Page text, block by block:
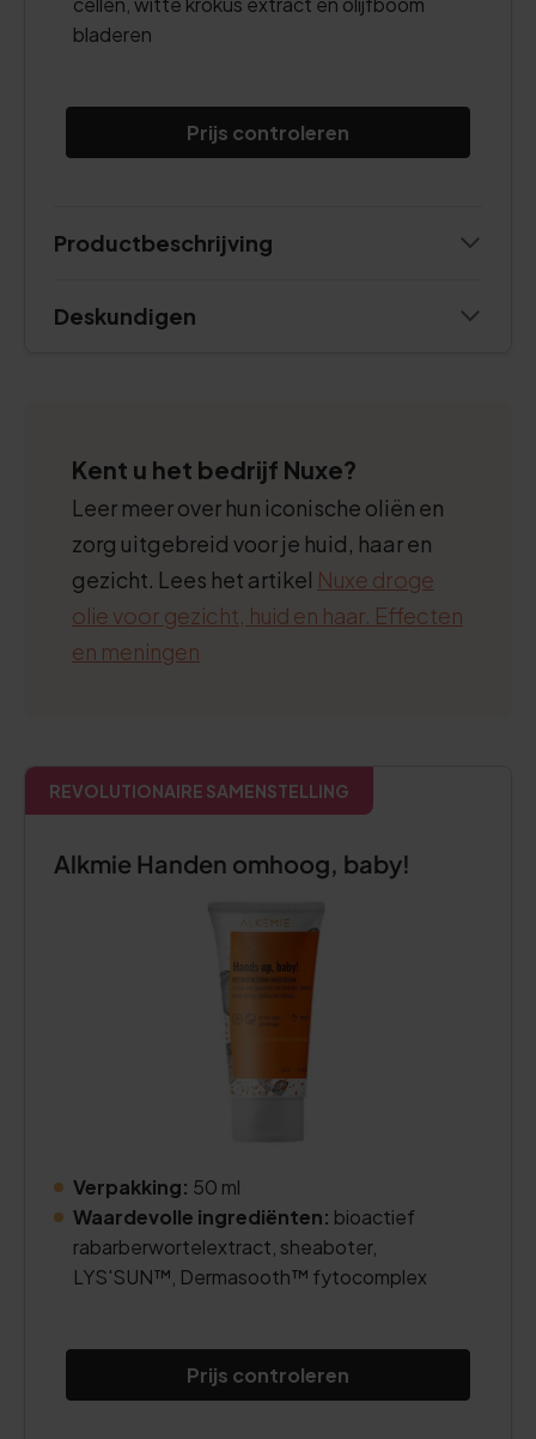
bladeren
Prijs controleren
Productbeschrijving
Deskundigen
Kent u het bedrijf Nuxe?
Leer meer over hun iconische oliën en
zorg uitgebreid voor je huid, haar en
gezicht. Lees het artikel Nuxe droge
olie voor gezicht, huid en haar. Effecten
en meningen
REVOLUTIONAIRE SAMENSTELLING
Alkmie Handen omhoog, baby!
Verpakking: 50 ml
Waardevolle ingrediënten: bioactief
rabarberwortelextract, sheaboter,
LYS'SUN™, Dermasooth™ fytocomplex
Prijs controleren